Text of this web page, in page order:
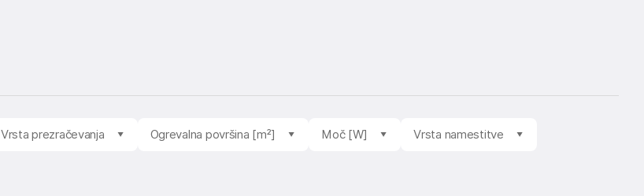
Vrsta prezračevanja Ogrevalna površina [m²] Moč [W] Vrsta namestitve